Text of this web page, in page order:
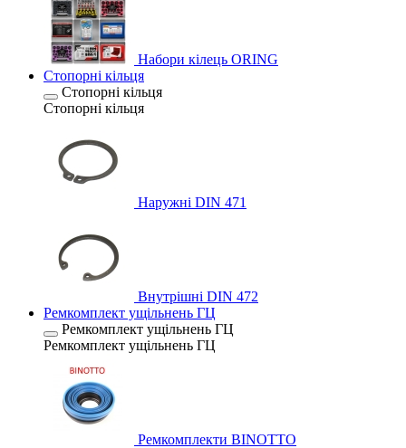
Набори кілець ORING
Стопорні кільця
Стопорні кільця
Стопорні кільця
Наружні DIN 471
Внутрішні DIN 472
Ремкомплект ущільнень ГЦ
Ремкомплект ущільнень ГЦ
Ремкомплект ущільнень ГЦ
Ремкомплекти BINOTTO